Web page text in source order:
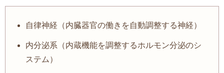
自律神経（内臓器官の働きを自動調整する神経）
内分泌系（内蔵機能を調整するホルモン分泌のシ
ステム）